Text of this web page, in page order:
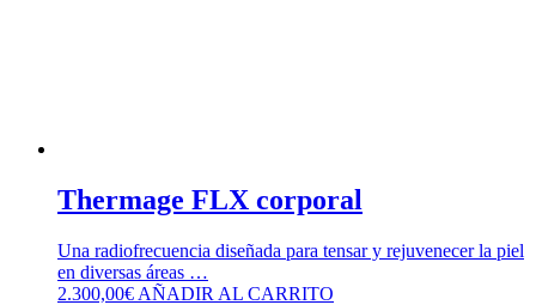
Thermage FLX corporal
Una radiofrecuencia diseñada para tensar y rejuvenecer la piel
en diversas áreas …
2.300,00€ AÑADIR AL CARRITO